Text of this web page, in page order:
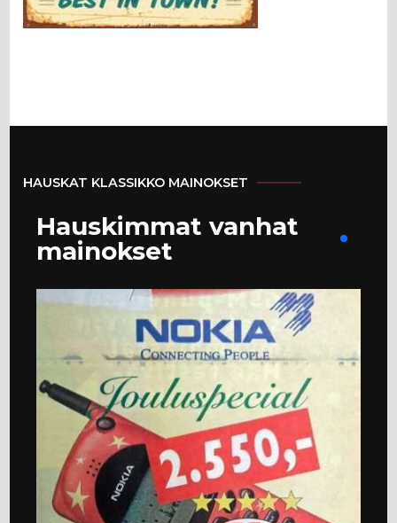
HAUSKAT KLASSIKKO MAINOKSET
Hauskimmat vanhat
mainokset